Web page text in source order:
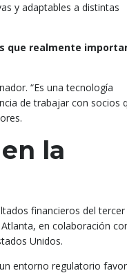
y adaptables a distintas
que realmente
“Es una tecnología
de trabajar con socios
la
financieros del tercer
en colaboración
Unidos.
entorno regulatorio